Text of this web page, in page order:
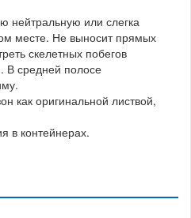
нейтральную или слегка
месте. Не выносит прямых
скелетных побегов
В средней полосе
как оригинальной листвой,
в контейнерах.